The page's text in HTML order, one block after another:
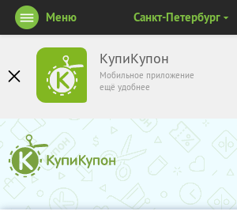
КупиКупон
Мобильное приложение
ещё удобнее
Меню Санкт-Петербург